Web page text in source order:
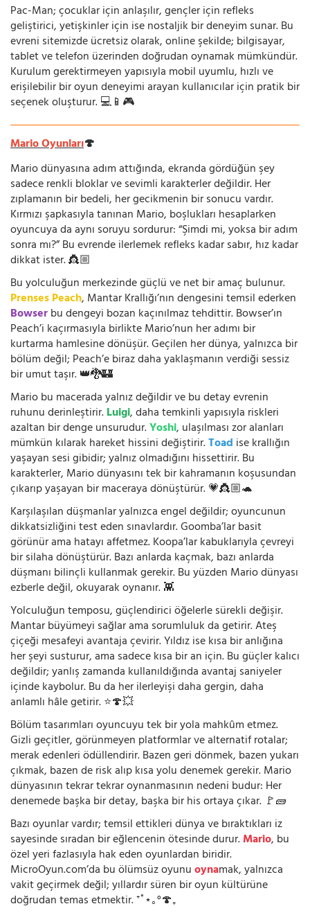
Pac-Man; çocuklar için anlaşılır, gençler için refleks
geliştirici, yetişkinler için ise nostaljik bir deneyim sunar. Bu
evreni sitemizde ücretsiz olarak, online şekilde; bilgisayar,
tablet ve telefon üzerinden doğrudan oynamak mümkündür.
Kurulum gerektirmeyen yapısıyla mobil uyumlu, hızlı ve
erişilebilir bir oyun deneyimi arayan kullanıcılar için pratik bir
seçenek oluşturur. 💻📱🎮
Mario Oyunları🍄
Mario dünyasına adım attığında, ekranda gördüğün şey
sadece renkli bloklar ve sevimli karakterler değildir. Her
zıplamanın bir bedeli, her gecikmenin bir sonucu vardır.
Kırmızı şapkasıyla tanınan Mario, boşlukları hesaplarken
oyuncuya da aynı soruyu sordurur: “Şimdi mi, yoksa bir adım
sonra mı?” Bu evrende ilerlemek refleks kadar sabır, hız kadar
dikkat ister. 👸🏼
Bu yolculuğun merkezinde güçlü ve net bir amaç bulunur.
Prenses Peach, Mantar Krallığı’nın dengesini temsil ederken
Bowserbu dengeyi bozan kaçınılmaz tehdittir. Bowser’ın
Peach’i kaçırmasıyla birlikte Mario’nun her adımı bir
kurtarma hamlesine dönüşür. Geçilen her dünya, yalnızca bir
bölüm değil; Peach’e biraz daha yaklaşmanın verdiği sessiz
bir umut taşır. 👑🐉🏰
Mario bu macerada yalnız değildir ve bu detay evrenin
ruhunu derinleştirir.Luigi, daha temkinli yapısıyla riskleri
azaltan bir denge unsurudur.Yoshi, ulaşılması zor alanları
mümkün kılarak hareket hissini değiştirir.Toad ise krallığın
yaşayan sesi gibidir; yalnız olmadığını hissettirir. Bu
karakterler, Mario dünyasını tek bir kahramanın koşusundan
çıkarıp yaşayan bir maceraya dönüştürür. 💗👸🏼🐢
Karşılaşılan düşmanlar yalnızca engel değildir; oyuncunun
dikkatsizliğini test eden sınavlardır. Goomba’lar basit
görünür ama hatayı affetmez. Koopa’lar kabuklarıyla çevreyi
bir silaha dönüştürür. Bazı anlarda kaçmak, bazı anlarda
düşmanı bilinçli kullanmak gerekir. Bu yüzden Mario dünyası
ezberle değil, okuyarak oynanır. 👾
Yolculuğun temposu, güçlendirici öğelerle sürekli değişir.
Mantar büyümeyi sağlar ama sorumluluk da getirir. Ateş
çiçeği mesafeyi avantaja çevirir. Yıldız ise kısa bir anlığına
her şeyi susturur, ama sadece kısa bir an için. Bu güçler kalıcı
değildir; yanlış zamanda kullanıldığında avantaj saniyeler
içinde kaybolur. Bu da her ilerleyişi daha gergin, daha
anlamlı hâle getirir. ⭐🍄💥
Bölüm tasarımları oyuncuyu tek bir yola mahkûm etmez.
Gizli geçitler, görünmeyen platformlar ve alternatif rotalar;
merak edenleri ödüllendirir. Bazen geri dönmek, bazen yukarı
çıkmak, bazen de risk alıp kısa yolu denemek gerekir. Mario
dünyasının tekrar tekrar oynanmasının nedeni budur: Her
denemede başka bir detay, başka bir his ortaya çıkar. 🚩🧱
Bazı oyunlar vardır; temsil ettikleri dünya ve bıraktıkları iz
sayesinde sıradan bir eğlencenin ötesinde durur.Mario, bu
özel yeri fazlasıyla hak eden oyunlardan biridir.
MicroOyun.com’da bu ölümsüz oyunuoynamak, yalnızca
vakit geçirmek değil; yıllardır süren bir oyun kültürüne
doğrudan temas etmektir. ⁺˚⋆｡°🍄₊